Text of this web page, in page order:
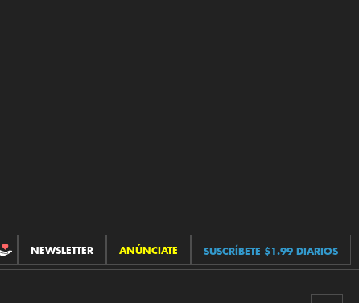
CONTRIBUCIONES
NEWSLETTER ANÚNCIATE SUSCRÍBETE $1.99 DIARIOS